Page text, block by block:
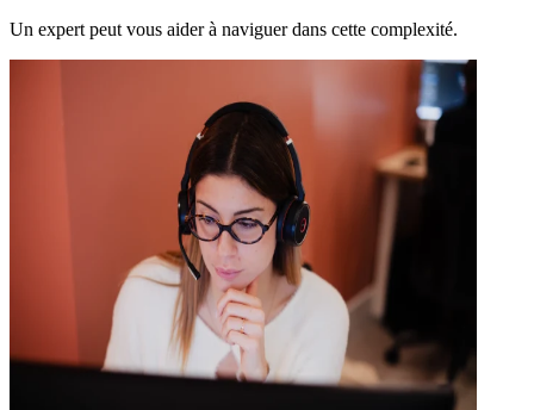
Un expert peut vous aider à naviguer dans cette complexité.